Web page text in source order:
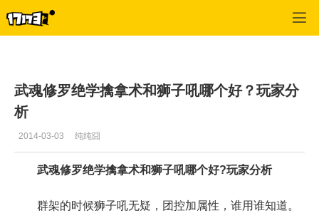
武魂修罗绝学擒拿术和狮子吼哪个好？玩家分
析
2014-03-03 纯纯囧
武魂修罗绝学擒拿术和狮子吼哪个好?玩家分析
群架的时候狮子吼无疑，团控加属性，谁用谁知道。